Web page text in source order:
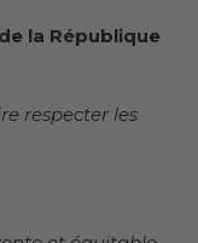
la République
respecter les